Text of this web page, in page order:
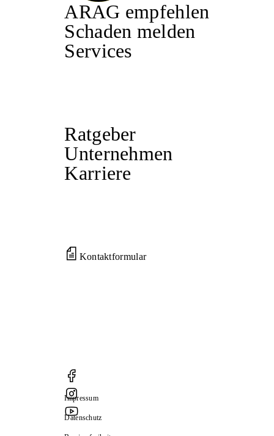
ARAG empfehlen
Schaden melden
Services
Ratgeber
Unternehmen
Karriere
Kontaktformular
Impressum
Datenschutz